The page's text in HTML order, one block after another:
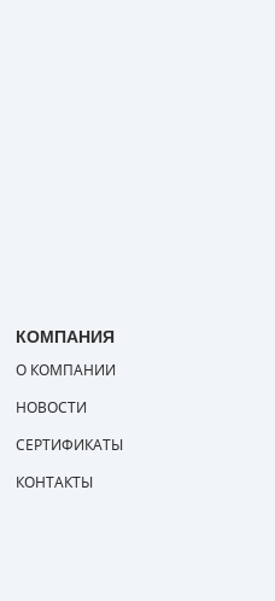
КОМПАНИЯ
О КОМПАНИИ
НОВОСТИ
СЕРТИФИКАТЫ
КОНТАКТЫ